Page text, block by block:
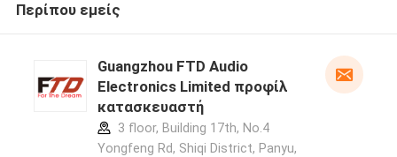
Περίπου εμείς
Guangzhou FTD Audio
Electronics Limited προφίλ
κατασκευαστή
3 floor, Building 17th, No.4
Yongfeng Rd, Shiqi District, Panyu,